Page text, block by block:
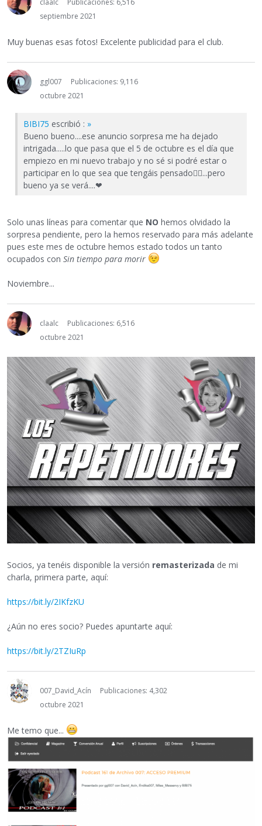
claalc
Publicaciones: 6,516
septiembre 2021
Muy buenas esas fotos! Excelente publicidad para el club.
ggl007
Publicaciones: 9,116
octubre 2021
BIBI75 escribió : »
Bueno bueno....ese anuncio sorpresa me ha dejado
intrigada.....lo que pasa que el 5 de octubre es el día que
empiezo en mi nuevo trabajo y no sé si podré estar o
participar en lo que sea que tengáis pensado🤷‍♀️...pero
bueno ya se verá....❤
Solo unas líneas para comentar que NO hemos olvidado la
sorpresa pendiente, pero la hemos reservado para más adelante
pues este mes de octubre hemos estado todos un tanto
ocupados con Sin tiempo para morir
Noviembre...
claalc
Publicaciones: 6,516
octubre 2021
Socios, ya tenéis disponible la versión remasterizada de mi
charla, primera parte, aquí:
https://bit.ly/2IKfzKU
¿Aún no eres socio? Puedes apuntarte aquí:
https://bit.ly/2TZIuRp
007_David_Acín
Publicaciones: 4,302
octubre 2021
Me temo que...